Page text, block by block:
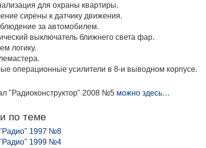
для охраны квартиры.
сирены к датчику движения.
за автомобилем.
выключатель ближнего света фар.
логику.
операционные усилители в 8-и выводном корпусе.
"Радиоконструктор" 2008 №5 можно здесь…
по теме
1997 №8
1999 №4